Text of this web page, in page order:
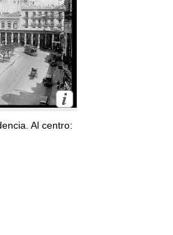
Al centro: